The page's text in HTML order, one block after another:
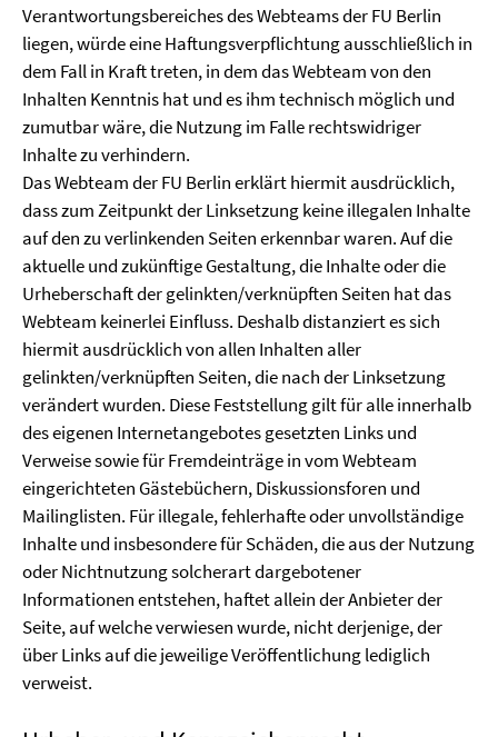
Verantwortungsbereiches des Webteams der FU Berlin
liegen, würde eine Haftungsverpflichtung ausschließlich in
dem Fall in Kraft treten, in dem das Webteam von den
Inhalten Kenntnis hat und es ihm technisch möglich und
zumutbar wäre, die Nutzung im Falle rechtswidriger
Inhalte zu verhindern.
Das Webteam der FU Berlin erklärt hiermit ausdrücklich,
dass zum Zeitpunkt der Linksetzung keine illegalen Inhalte
auf den zu verlinkenden Seiten erkennbar waren. Auf die
aktuelle und zukünftige Gestaltung, die Inhalte oder die
Urheberschaft der gelinkten/verknüpften Seiten hat das
Webteam keinerlei Einfluss. Deshalb distanziert es sich
hiermit ausdrücklich von allen Inhalten aller
gelinkten/verknüpften Seiten, die nach der Linksetzung
verändert wurden. Diese Feststellung gilt für alle innerhalb
des eigenen Internetangebotes gesetzten Links und
Verweise sowie für Fremdeinträge in vom Webteam
eingerichteten Gästebüchern, Diskussionsforen und
Mailinglisten. Für illegale, fehlerhafte oder unvollständige
Inhalte und insbesondere für Schäden, die aus der Nutzung
oder Nichtnutzung solcherart dargebotener
Informationen entstehen, haftet allein der Anbieter der
Seite, auf welche verwiesen wurde, nicht derjenige, der
über Links auf die jeweilige Veröffentlichung lediglich
verweist.